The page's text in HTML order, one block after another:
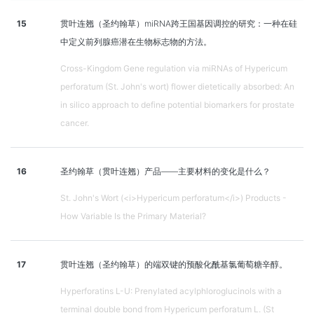
15
贯叶连翘（圣约翰草）miRNA跨王国基因调控的研究：一种在硅
中定义前列腺癌潜在生物标志物的方法。
Cross-Kingdom Gene regulation via miRNAs of Hypericum
perforatum (St. John's wort) flower dietetically absorbed: An
in silico approach to define potential biomarkers for prostate
cancer.
16 圣约翰草（贯叶连翘）产品——主要材料的变化是什么？
St. John's Wort (<i>Hypericum perforatum</i>) Products -
How Variable Is the Primary Material?
17 贯叶连翘（圣约翰草）的端双键的预酸化酰基氯葡萄糖辛醇。
Hyperforatins L-U: Prenylated acylphloroglucinols with a
terminal double bond from Hypericum perforatum L. (St